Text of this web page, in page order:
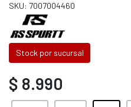
SKU: 7007004460
Stock por sucursal
$ 8.990